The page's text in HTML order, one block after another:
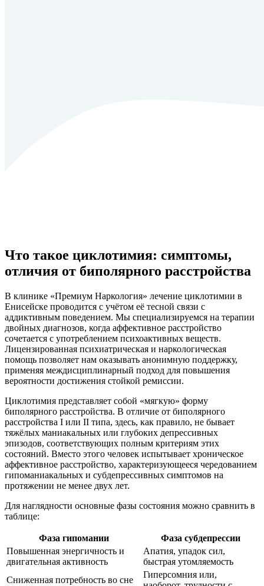
Что такое циклотимия: симптомы,
отличия от биполярного расстройства
В клинике «Премиум Наркология» лечение циклотимии в
Енисейске проводится с учётом её тесной связи с
аддиктивным поведением. Мы специализируемся на терапии
двойных диагнозов, когда аффективное расстройство
сочетается с употреблением психоактивных веществ.
Лицензированная психиатрическая и наркологическая
помощь позволяет нам оказывать анонимную поддержку,
применяя междисциплинарный подход для повышения
вероятности достижения стойкой ремиссии.
Циклотимия представляет собой «мягкую» форму
биполярного расстройства. В отличие от биполярного
расстройства I или II типа, здесь, как правило, не бывает
тяжёлых маниакальных или глубоких депрессивных
эпизодов, соответствующих полным критериям этих
состояний. Вместо этого человек испытывает хроническое
аффективное расстройство, характеризующееся чередованием
гипоманиакальных и субдепрессивных симптомов на
протяжении не менее двух лет.
Для наглядности основные фазы состояния можно сравнить в
таблице:
Фаза гипомании
Фаза субдепрессии
Повышенная энергичность и
двигательная активность
Апатия, упадок сил,
быстрая утомляемость
Сниженная потребность во сне
Гиперсомния или,